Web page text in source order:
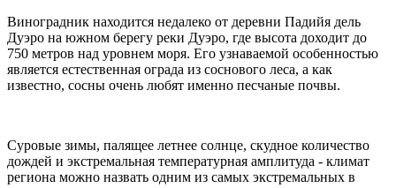
Виноградник находится недалеко от деревни Падийя дель
Дуэро на южном берегу реки Дуэро, где высота доходит до
750 метров над уровнем моря. Его узнаваемой особенностью
является естественная ограда из соснового леса, а как
известно, сосны очень любят именно песчаные почвы.
Суровые зимы, палящее летнее солнце, скудное количество
дождей и экстремальная температурная амплитуда - климат
региона можно назвать одним из самых экстремальных в